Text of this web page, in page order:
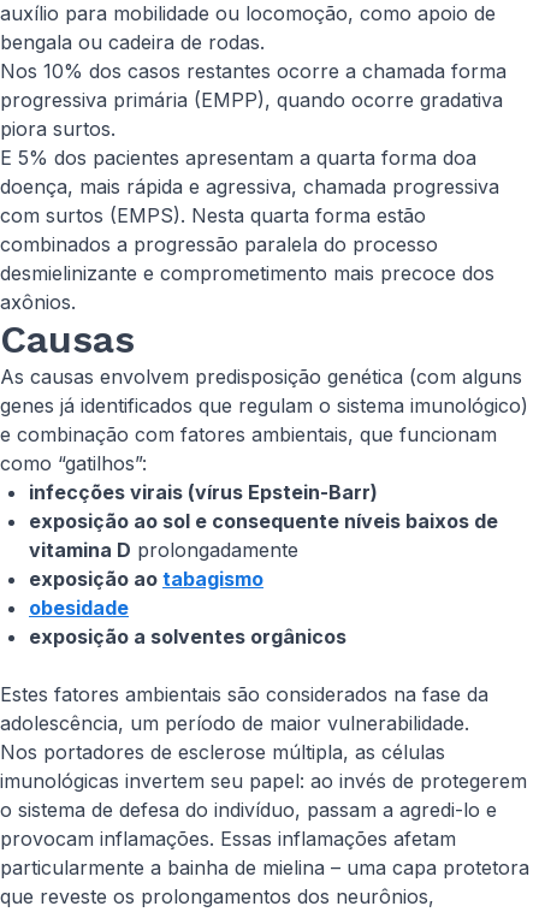
auxílio para mobilidade ou locomoção, como apoio de
bengala ou cadeira de rodas.
Nos 10% dos casos restantes ocorre a chamada forma
progressiva primária (EMPP), quando ocorre gradativa
piora surtos.
E 5% dos pacientes apresentam a quarta forma doa
doença, mais rápida e agressiva, chamada progressiva
com surtos (EMPS). Nesta quarta forma estão
combinados a progressão paralela do processo
desmielinizante e comprometimento mais precoce dos
axônios.
Causas
As causas envolvem predisposição genética (com alguns
genes já identificados que regulam o sistema imunológico)
e combinação com fatores ambientais, que funcionam
como “gatilhos”:
infecções virais (vírus Epstein-Barr)
exposição ao sol e consequente níveis baixos de
vitamina D prolongadamente
exposição ao tabagismo
obesidade
exposição a solventes orgânicos
Estes fatores ambientais são considerados na fase da
adolescência, um período de maior vulnerabilidade.
Nos portadores de esclerose múltipla, as células
imunológicas invertem seu papel: ao invés de protegerem
o sistema de defesa do indivíduo, passam a agredi-lo e
provocam inflamações. Essas inflamações afetam
particularmente a bainha de mielina – uma capa protetora
que reveste os prolongamentos dos neurônios,